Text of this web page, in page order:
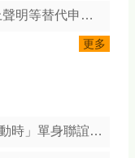
不要輕易向他人透漏個資，或將戶籍資料及國民身分證交給別人，以保障自身權益。
出境2年以上應辦理遷出登記；出境未滿2年， 亦得依當事人出境事實辦理遷出登記。
申辦印鑑證明措施
更多
次訂於115年8月7日至16日受理報名